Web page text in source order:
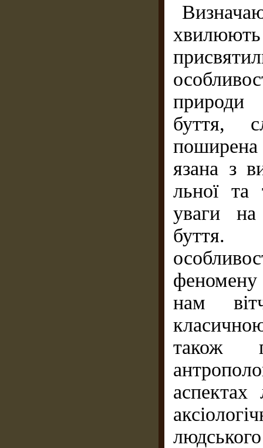
природи
буття,
поширена
язана з
льної та
уваги на
буття.
феномену
нам
також